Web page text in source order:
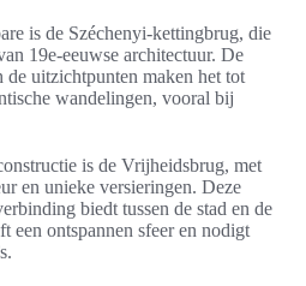
is de Széchenyi-kettingbrug, die
19e-eeuwse architectuur. De
uitzichtpunten maken het tot
wandelingen, vooral bij
is de Vrijheidsbrug, met
en unieke versieringen. Deze
biedt tussen de stad en de
een ontspannen sfeer en nodigt